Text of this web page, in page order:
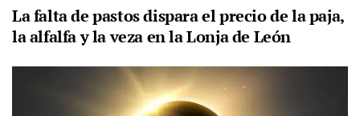
La falta de pastos dispara el precio de la paja,
la alfalfa y la veza en la Lonja de León